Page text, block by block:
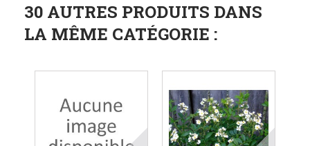
30 AUTRES PRODUITS DANS
LA MÊME CATÉGORIE :